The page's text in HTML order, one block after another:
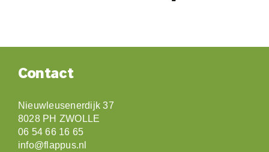
Contact
Nieuwleusenerdijk 37
8028 PH ZWOLLE
06 54 66 16 65
info@flappus.nl